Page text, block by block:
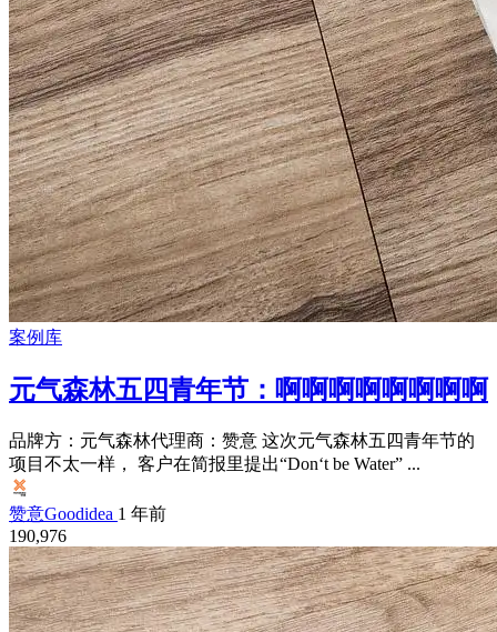
案例库
元气森林五四青年节：啊啊啊啊啊啊啊啊
品牌方：元气森林代理商：赞意 这次元气森林五四青年节的
项目不太一样， 客户在简报里提出“Don‘t be Water” ...
赞意Goodidea 1 年前
190,976